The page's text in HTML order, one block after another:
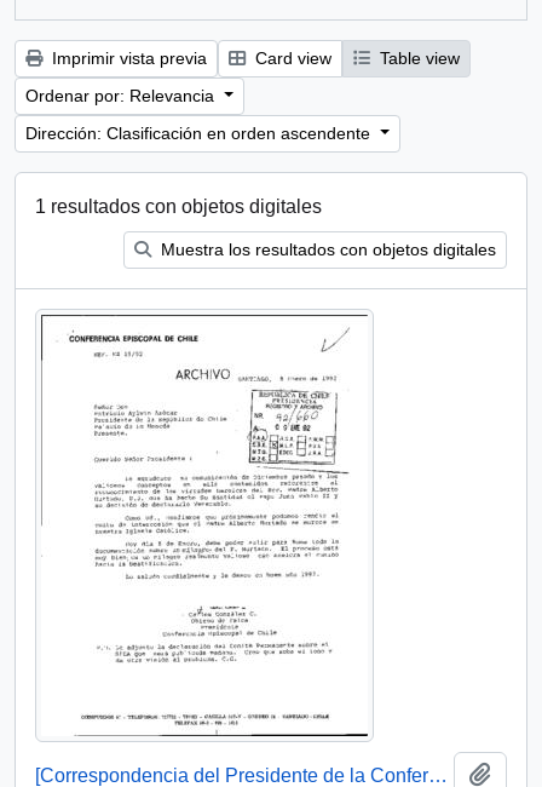
Imprimir vista previa Card view
Table view
Ordenar por: Relevancia
Dirección: Clasificación en orden ascendente
1 resultados con objetos digitales
Muestra los resultados con objetos digitales
[Correspondencia del Presidente de la Conferencia Episcopal de Chile dirigida al Presidente Patricio Aylwin]